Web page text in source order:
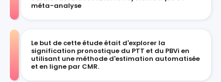
méta-analyse
Le but de cette étude était d'explorer la
signification pronostique du PTT et du PBVi en
utilisant une méthode d'estimation automatisée
et en ligne par CMR.